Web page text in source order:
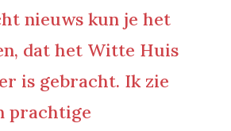
nieuws kun je het
dat het Witte Huis
is gebracht. Ik zie
prachtige